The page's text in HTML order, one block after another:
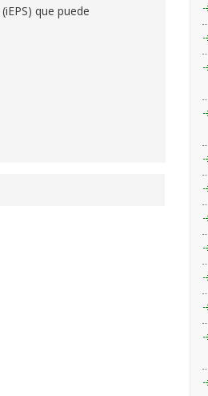
(iEPS) que puede